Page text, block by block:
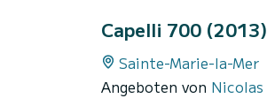
Capelli 700 (2013)
Sainte-Marie-la-Mer
Angeboten von Nicolas